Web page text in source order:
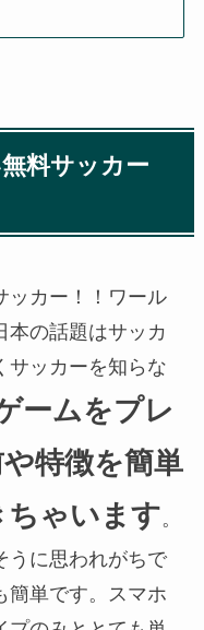
料サッカー
ッカー！！ワール
本の話題はサッカ
サッカーを知らな
ームをプレ
特徴を簡単
ゃいます。
うに思われがちで
簡単です。スマホ